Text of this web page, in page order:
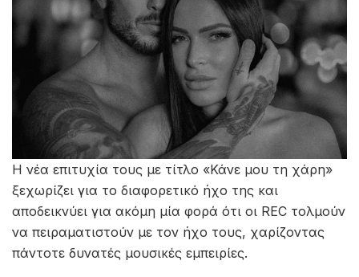
Η νέα επιτυχία τους με τίτλο «Κάνε μου τη χάρη»
ξεχωρίζει για το διαφορετικό ήχο της και
αποδεικνύει για ακόμη μία φορά ότι οι REC τολμούν
να πειραματιστούν με τον ήχο τους, χαρίζοντας
πάντοτε δυνατές μουσικές εμπειρίες.